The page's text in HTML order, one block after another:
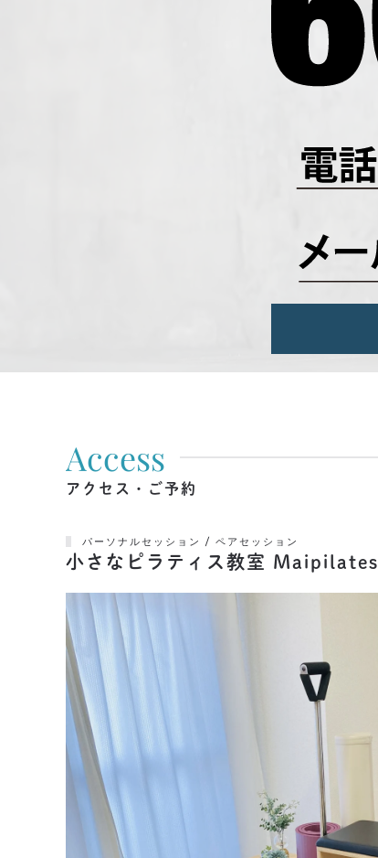
Access
アクセス・ご予約
パーソナルセッション / ペアセッション
小さなピラティス教室 Maipilates